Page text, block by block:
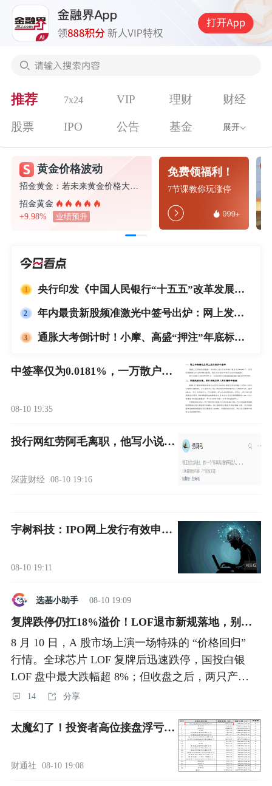
推荐 7x24 VIP 理财 财经
股票 IPO 公告 基金 展开
黄金价格波动
招金黄金：若未来黄金价格大幅波动，将对公司经营业绩产生较大影响
招金黄金
+9.98%
业绩预升
免费领福利！
7节课教你玩涨停
央行印发《中国人民银行“十五五”改革发展规划》 并配套制定出台9份相关细分领域的行动方案
年内最贵新股频准激光中签号出炉：网上发行最终中签率为0.02%
通胀大考倒计时！小摩、高盛“押注”年底标普8000点
中签率仅为0.0181%，一万散户中不到两人中签，宇树科技新股申购异常火爆，中签率低于预期！中一签宇树科技账面盈利有望突破20万元
08-10 19:35
投行网红劳阿毛离职，他写小说撕开职场内耗
深蓝财经 08-10 19:16
宇树科技：IPO网上发行有效申购倍数8288.82倍，最终中签率0.01809759%
08-10 19:11
选基小助手 08-10 19:09
复牌跌停仍扛18%溢价！LOF退市新规落地，别再为炒作买单
8 月 10 日，A 股市场上演一场特殊的 “价格回归”
行情。全球芯片 LOF 复牌后迅速跌停，国投白银
LOF 盘中最大跌幅超 8%；但收盘之后，两只产品
溢价率依旧维持在 18% 左右，高溢价问
14 分享
太魔幻了！投资者高位接盘浮亏近10亿，“自己人”套现超40亿
财通社 08-10 19:08